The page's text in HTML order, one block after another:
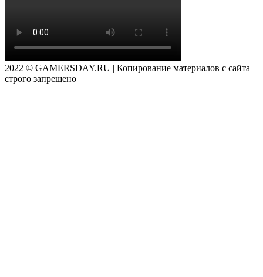
2022 © GAMERSDAY.RU | Копирование материалов с сайта
строго запрещено